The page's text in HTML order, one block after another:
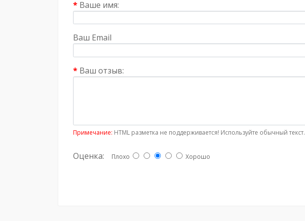
Ваше имя:
Ваш Email
Ваш отзыв:
Примечание: HTML разметка не поддерживается! Используйте обычный текст.
Оценка: Плохо Хорошо